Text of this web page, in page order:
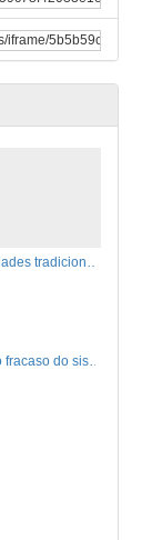
Experiencias agroecolóxicas nos montes de Negueira de Muñiz.
Cultivando o desastre: o fracaso do sistema agro-alimentario transnacional e os transxénicos como falsa solución á crise climática, enerxética e alimentaria.